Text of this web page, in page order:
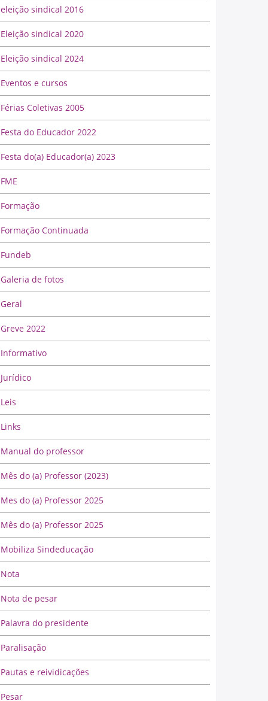
eleição sindical 2016
Eleição sindical 2020
Eleição sindical 2024
Eventos e cursos
Férias Coletivas 2005
Festa do Educador 2022
Festa do(a) Educador(a) 2023
FME
Formação
Formação Continuada
Fundeb
Galeria de fotos
Geral
Greve 2022
Informativo
Jurídico
Leis
Links
Manual do professor
Mês do (a) Professor (2023)
Mes do (a) Professor 2025
Mês do (a) Professor 2025
Mobiliza Sindeducação
Nota
Nota de pesar
Palavra do presidente
Paralisação
Pautas e reividicações
Pesar